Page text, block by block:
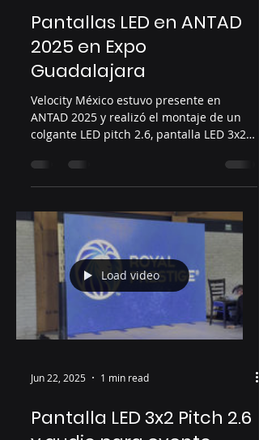
Jun 23, 2025 1 min read
Pantallas LED en ANTAD
2025 en Expo
Guadalajara
Velocity México estuvo presente en
colgante LED pitch 2.6, pantalla LED 3x2
pitch 2.9 y pantalla LED
Jun 22, 2025 1 min read